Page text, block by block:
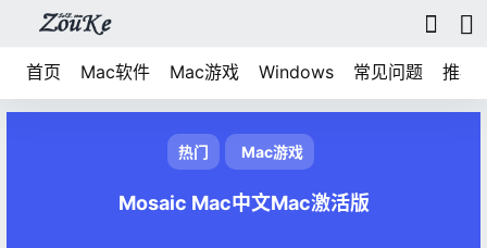
首页 Mac软件 Mac游戏 Windows 常见问题 推荐
热门 Mac游戏
Mosaic Mac中文Mac激活版